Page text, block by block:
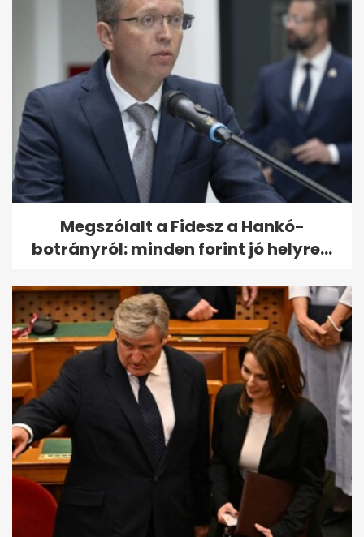
Megszólalt a Fidesz a Hankó-
botrányról: minden forint jó helyre...